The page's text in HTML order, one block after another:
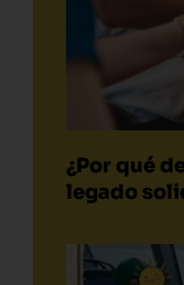
¿Por qué
legado